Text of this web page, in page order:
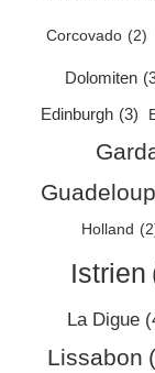
Corcovado (2)
Dolomiten
Edinburgh (3)
Holland
Istrien
La Digue
Lissabon